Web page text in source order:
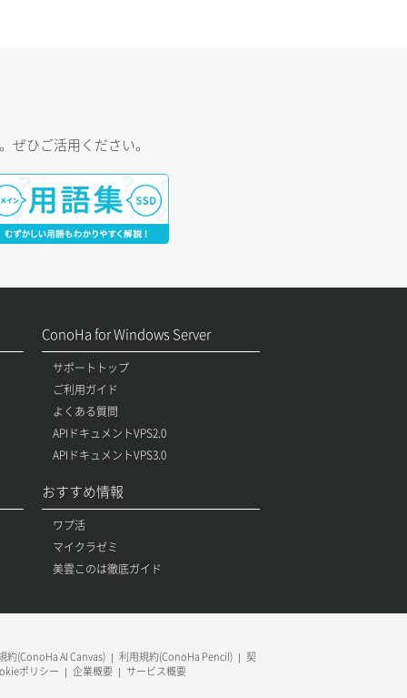
ひご活用ください。
ConoHa for Windows Server
サポートトップ
ご利用ガイド
よくある質問
APIドキュメントVPS2.0
APIドキュメントVPS3.0
おすすめ情報
ワプ活
マイクラゼミ
美雲このは徹底ガイド
約(ConoHa AI Canvas) 利用規約(ConoHa Pencil)
契
ポリシー 企業概要 サービス概要